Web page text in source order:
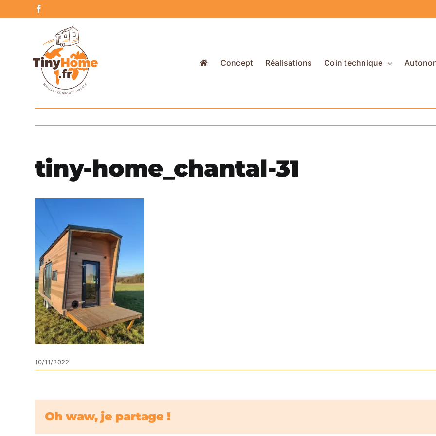
to
Concept Réalisations Coin technique
tiny-home_chantal-31
10/11/2022
Oh waw, je partage !